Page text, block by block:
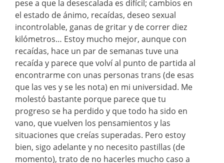
pese a que la desescalada es difícil; cambios en
el estado de ánimo, recaídas, deseo sexual
incontrolable, ganas de gritar y de correr diez
kilómetros… Estoy mucho mejor, aunque con
recaídas, hace un par de semanas tuve una
recaída y parece que volví al punto de partida al
encontrarme con unas personas trans (de esas
que las ves y se les nota) en mi universidad. Me
molestó bastante porque parece que tu
progreso se ha perdido y que todo ha sido en
vano, que vuelven los pensamientos y las
situaciones que creías superadas. Pero estoy
bien, sigo adelante y no necesito pastillas (de
momento), trato de no hacerles mucho caso a